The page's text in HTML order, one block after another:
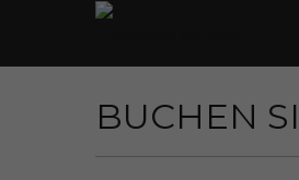
BUCHEN